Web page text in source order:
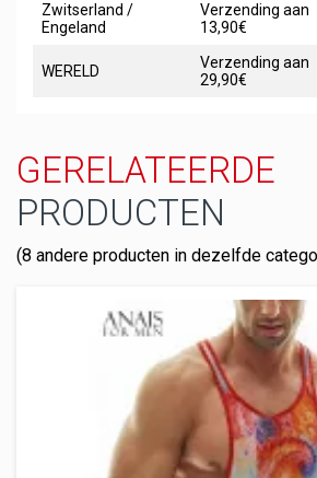
Zwitserland /
Engeland
Verzending aan
13,90€
WERELD
Verzending aan
29,90€
GERELATEERDE
PRODUCTEN
(8 andere producten in dezelfde